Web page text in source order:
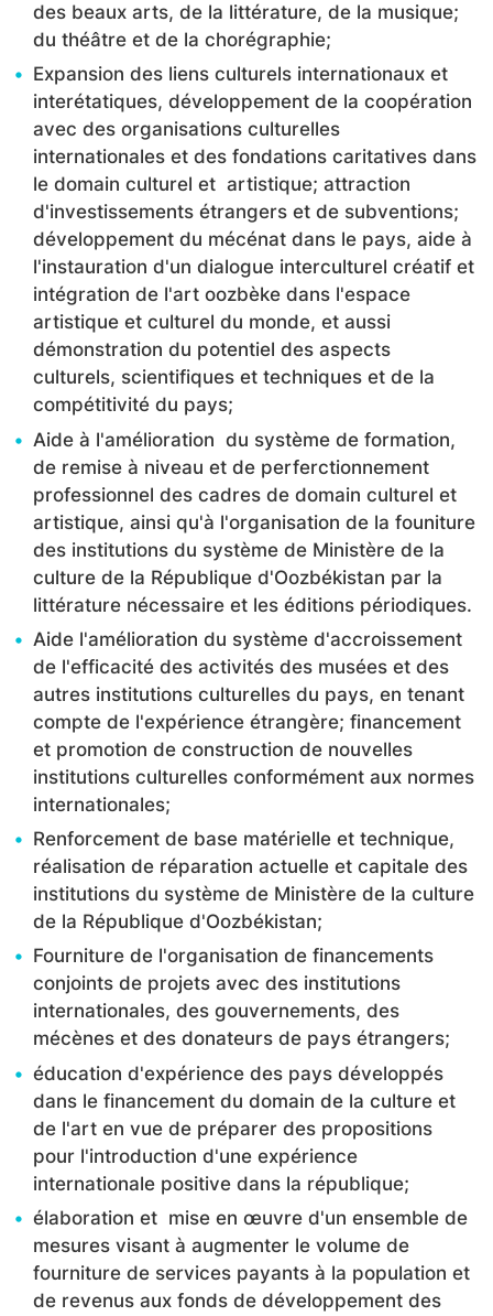
des beaux arts, de la littérature, de la musique;
du théâtre et de la chorégraphie;
Expansion des liens culturels internationaux et
interétatiques, développement de la coopération
avec des organisations culturelles
internationales et des fondations caritatives dans
le domain culturel et artistique; attraction
d'investissements étrangers et de subventions;
développement du mécénat dans le pays, aide à
l'instauration d'un dialogue interculturel créatif et
intégration de l'art oozbèke dans l'espace
artistique et culturel du monde, et aussi
démonstration du potentiel des aspects
culturels, scientifiques et techniques et de la
compétitivité du pays;
Aide à l'amélioration du système de formation,
de remise à niveau et de perferctionnement
professionnel des cadres de domain culturel et
artistique, ainsi qu'à l'organisation de la founiture
des institutions du système de Ministère de la
culture de la République d'Oozbékistan par la
littérature nécessaire et les éditions périodiques.
Aide l'amélioration du système d'accroissement
de l'efficacité des activités des musées et des
autres institutions culturelles du pays, en tenant
compte de l'expérience étrangère; financement
et promotion de construction de nouvelles
institutions culturelles conformément aux normes
internationales;
Renforcement de base matérielle et technique,
réalisation de réparation actuelle et capitale des
institutions du système de Ministère de la culture
de la République d'Oozbékistan;
Fourniture de l'organisation de financements
conjoints de projets avec des institutions
internationales, des gouvernements, des
mécènes et des donateurs de pays étrangers;
éducation d'expérience des pays développés
dans le financement du domain de la culture et
de l'art en vue de préparer des propositions
pour l'introduction d'une expérience
internationale positive dans la république;
élaboration et mise en œuvre d'un ensemble de
mesures visant à augmenter le volume de
fourniture de services payants à la population et
de revenus aux fonds de développement des